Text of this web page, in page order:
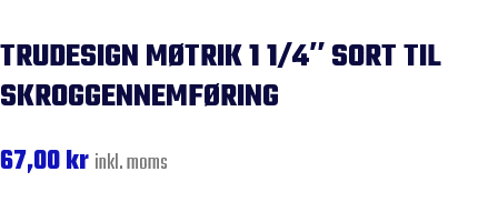
TRUDESIGN MØTRIK 1 1/4″ SORT TIL
SKROGGENNEMFØRING
67,00kr inkl. moms